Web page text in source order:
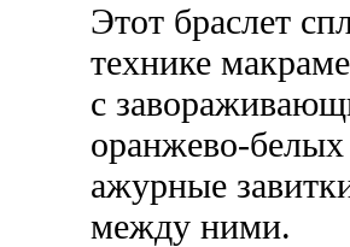
Этот браслет
технике
с
оранжево-
ажурные
между ними.